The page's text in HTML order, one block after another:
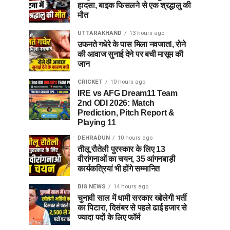
हादसा, बाइक फिसलने से एक श्रद्धालु की
मौत
UTTARAKHAND 13 hours ago
उफनते गधेरे के पास मिला नवजात!, रोने
की आवाज सुनाई देने पर बची मासूम की
जान
CRICKET 10 hours ago
IRE vs AFG Dream11 Team
2nd ODI 2026: Match
Prediction, Pitch Report &
Playing 11
DEHRADUN 10 hours ago
तीलू रौतेली पुरस्कार के लिए 13
वीरांगनाओं का चयन, 35 आंगनबाड़ी
कार्यकत्रियां भी होंगे सम्मानित
BIG NEWS 14 hours ago
चुनावी साल में धामी सरकार खोलेगी भर्ती
का पिटारा, दिसंबर से पहले ढाई हजार से
ज्यादा पदों के लिए फॉर्म